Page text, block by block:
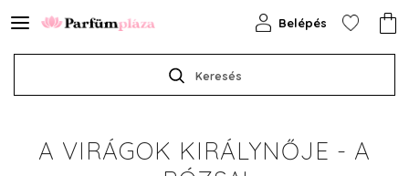
Keresés
Belépés
A VIRÁGOK KIRÁLYNŐJE - A